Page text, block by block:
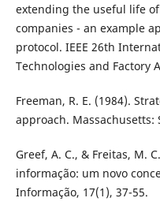
extending the useful life
companies - an example
protocol. IEEE 26th
Technologies and Factory
Freeman, R. E. (1984).
approach. Massachusetts:
Greef, A. C., & Freitas, M.
informação: um novo
Informação, 17(1), 37-55.